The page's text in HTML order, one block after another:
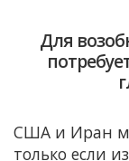
Для
США и Иран
только если